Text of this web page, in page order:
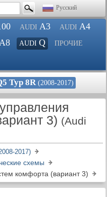
Русский
AUDI A3 AUDI A4
AUDI Q ПРОЧИЕ
Typ 8R (2008-2017)
3) (Audi
2017)
схемы
комфорта (вариант 3)